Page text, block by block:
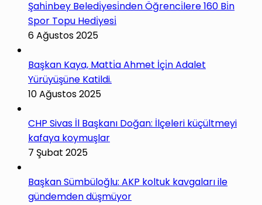
Şahi̇nbey Beledi̇yesi̇nden Öğrenci̇lere 160 Bi̇n
Spor Topu Hedi̇yesi̇
6 Ağustos 2025
Başkan Kaya, Matti̇a Ahmet İçi̇n Adalet
Yürüyüşüne Katildi.
10 Ağustos 2025
CHP Sivas İl Başkanı Doğan: İlçeleri küçültmeyi
kafaya koymuşlar
7 Şubat 2025
Başkan Sümbüloğlu: AKP koltuk kavgaları ile
gündemden düşmüyor